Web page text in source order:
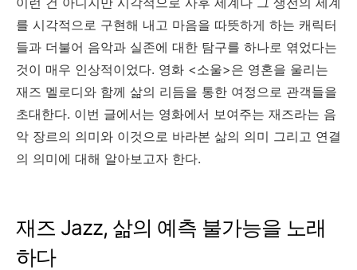
를 시각적으로 구현해 내고 마음을 따뜻하게 하는 캐릭터
들과 더불어 음악과 실존에 대한 탐구를 하나로 엮었다는
것이 매우 인상적이었다. 영화 <소울>은 영혼을 울리는
재즈 멜로디와 함께 삶의 리듬을 통한 여정으로 관객들을
초대한다. 이번 글에서는 영화에서 보여주는 재즈라는 음
악 장르의 의미와 이것으로 바라본 삶의 의미 그리고 연결
의 의미에 대해 알아보고자 한다.
재즈 Jazz, 삶의 예측 불가능을 노래
하다